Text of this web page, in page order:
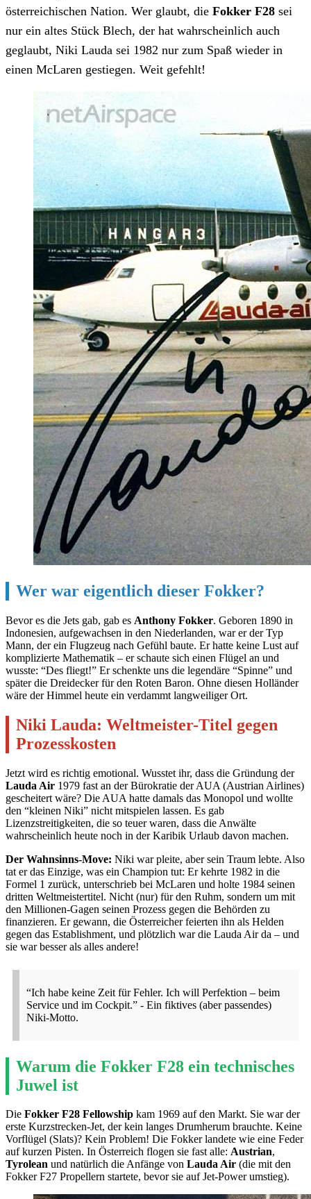
österreichischen Nation. Wer glaubt, die Fokker F28 sei
nur ein altes Stück Blech, der hat wahrscheinlich auch
geglaubt, Niki Lauda sei 1982 nur zum Spaß wieder in
einen McLaren gestiegen. Weit gefehlt!
Wer war eigentlich dieser Fokker?
Bevor es die Jets gab, gab es Anthony Fokker. Geboren 1890 in
Indonesien, aufgewachsen in den Niederlanden, war er der Typ
Mann, der ein Flugzeug nach Gefühl baute. Er hatte keine Lust auf
komplizierte Mathematik – er schaute sich einen Flügel an und
wusste: “Des fliegt!” Er schenkte uns die legendäre “Spinne” und
später die Dreidecker für den Roten Baron. Ohne diesen Holländer
wäre der Himmel heute ein verdammt langweiliger Ort.
Niki Lauda: Weltmeister-Titel gegen
Prozesskosten
Jetzt wird es richtig emotional. Wusstet ihr, dass die Gründung der
Lauda Air 1979 fast an der Bürokratie der AUA (Austrian Airlines)
gescheitert wäre? Die AUA hatte damals das Monopol und wollte
den “kleinen Niki” nicht mitspielen lassen. Es gab
Lizenzstreitigkeiten, die so teuer waren, dass die Anwälte
wahrscheinlich heute noch in der Karibik Urlaub davon machen.
Der Wahnsinns-Move: Niki war pleite, aber sein Traum lebte. Also
tat er das Einzige, was ein Champion tut: Er kehrte 1982 in die
Formel 1 zurück, unterschrieb bei McLaren und holte 1984 seinen
dritten Weltmeistertitel. Nicht (nur) für den Ruhm, sondern um mit
den Millionen-Gagen seinen Prozess gegen die Behörden zu
finanzieren. Er gewann, die Österreicher feierten ihn als Helden
gegen das Establishment, und plötzlich war die Lauda Air da – und
sie war besser als alles andere!
“Ich habe keine Zeit für Fehler. Ich will Perfektion – beim
Service und im Cockpit.” - Ein fiktives (aber passendes)
Niki-Motto.
Warum die Fokker F28 ein technisches
Juwel ist
Die Fokker F28 Fellowship kam 1969 auf den Markt. Sie war der
erste Kurzstrecken-Jet, der kein langes Drumherum brauchte. Keine
Vorflügel (Slats)? Kein Problem! Die Fokker landete wie eine Feder
auf kurzen Pisten. In Österreich flogen sie fast alle: Austrian,
Tyrolean und natürlich die Anfänge von Lauda Air (die mit den
Fokker F27 Propellern startete, bevor sie auf Jet-Power umstieg).